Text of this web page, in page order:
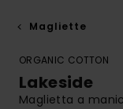
Magliette
ORGANIC COTTON
Lakeside
Maglietta a